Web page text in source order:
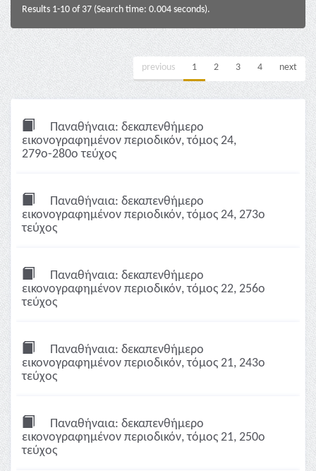
Results 1-10 of 37 (Search time: 0.004 seconds).
previous 1 2 3 4 next
Παναθήναια: δεκαπενθήμερο
εικονογραφημένον περιοδικόν, τόμος 24,
279ο-280ο τεύχος
Παναθήναια: δεκαπενθήμερο
εικονογραφημένον περιοδικόν, τόμος 24, 273ο
τεύχος
Παναθήναια: δεκαπενθήμερο
εικονογραφημένον περιοδικόν, τόμος 22, 256ο
τεύχος
Παναθήναια: δεκαπενθήμερο
εικονογραφημένον περιοδικόν, τόμος 21, 243ο
τεύχος
Παναθήναια: δεκαπενθήμερο
εικονογραφημένον περιοδικόν, τόμος 21, 250ο
τεύχος